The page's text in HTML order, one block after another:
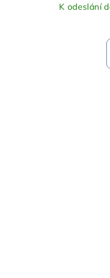
K odeslání